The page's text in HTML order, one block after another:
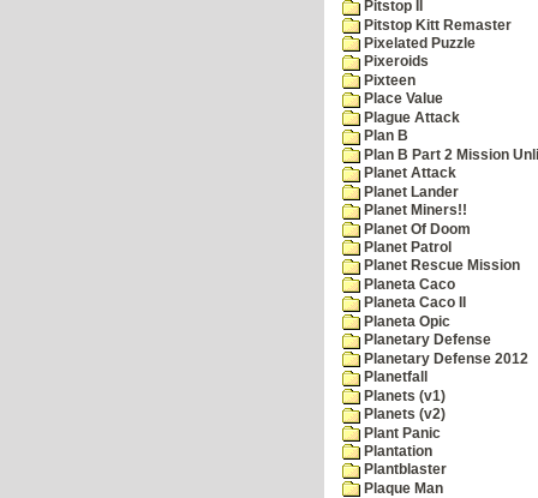
Pitstop II
Pitstop Kitt Remaster
Pixelated Puzzle
Pixeroids
Pixteen
Place Value
Plague Attack
Plan B
Plan B Part 2 Mission
Planet Attack
Planet Lander
Planet Miners!!
Planet Of Doom
Planet Patrol
Planet Rescue Mission
Planeta Caco
Planeta Caco II
Planeta Opic
Planetary Defense
Planetary Defense 2012
Planetfall
Planets (v1)
Planets (v2)
Plant Panic
Plantation
Plantblaster
Plaque Man